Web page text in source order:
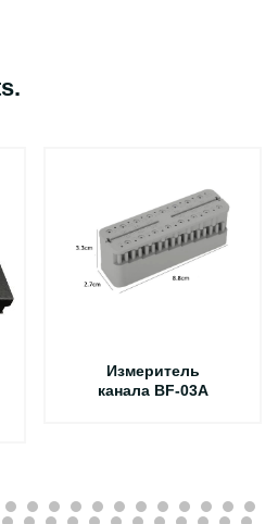
.
Измеритель
канала BF-03A